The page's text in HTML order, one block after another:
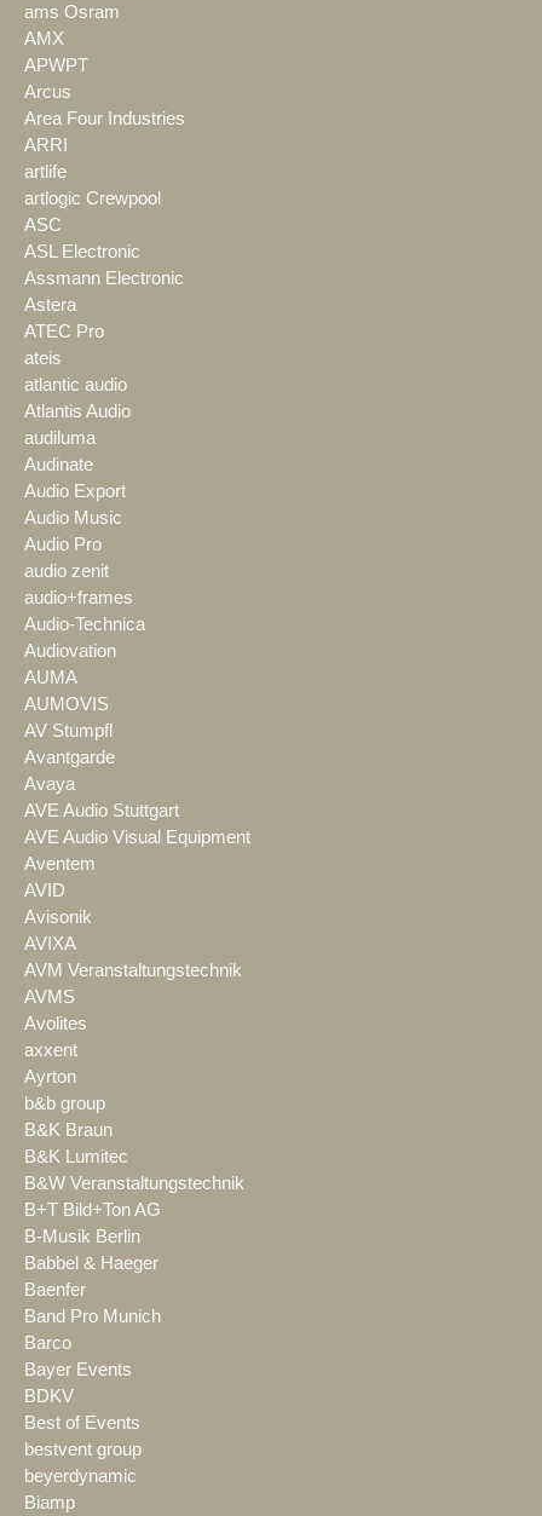
ams Osram
AMX
APWPT
Arcus
Area Four Industries
ARRI
artlife
artlogic Crewpool
ASC
ASL Electronic
Assmann Electronic
Astera
ATEC Pro
ateis
atlantic audio
Atlantis Audio
audiluma
Audinate
Audio Export
Audio Music
Audio Pro
audio zenit
audio+frames
Audio-Technica
Audiovation
AUMA
AUMOVIS
AV Stumpfl
Avantgarde
Avaya
AVE Audio Stuttgart
AVE Audio Visual Equipment
Aventem
AVID
Avisonik
AVIXA
AVM Veranstaltungstechnik
AVMS
Avolites
axxent
Ayrton
b&b group
B&K Braun
B&K Lumitec
B&W Veranstaltungstechnik
B+T Bild+Ton AG
B-Musik Berlin
Babbel & Haeger
Baenfer
Band Pro Munich
Barco
Bayer Events
BDKV
Best of Events
bestvent group
beyerdynamic
Biamp